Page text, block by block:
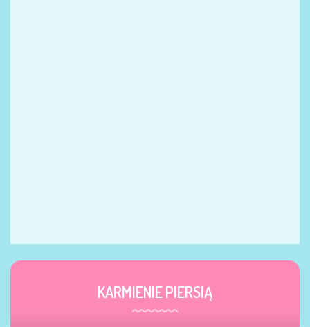
KARMIENIE PIERSIĄ